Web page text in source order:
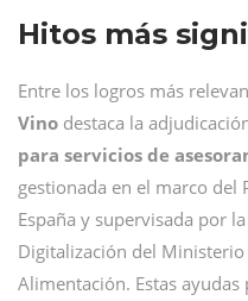
Hitos más
Entre los logros más
Vino destaca la
para servicios de
gestionada en el marco del
España y supervisada por
Digitalización del
Alimentación. Estas